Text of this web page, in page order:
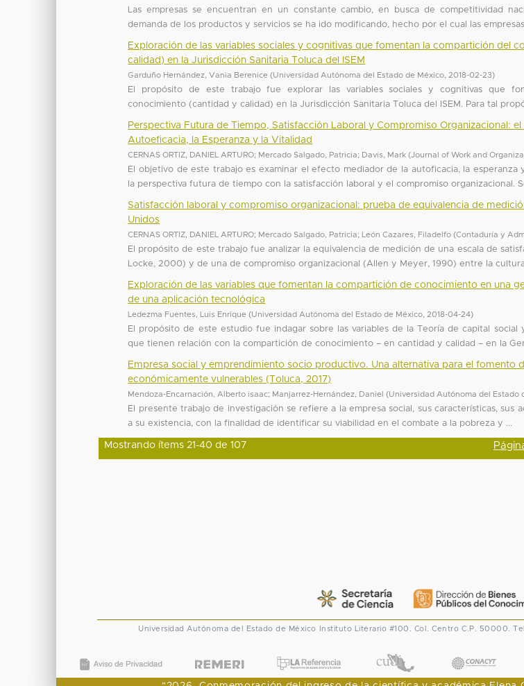
Las empresas se encuentran en un constante cambio, en busca de competitividad
demanda de los productos y servicios se ha ido modificando, hecho por el cual las
Exploración de las variables sociales y cognitivas que fomentan la compartición del
calidad) en la Jurisdicción Sanitaria Toluca del ISEM
Garduño Hernández, Vania Berenice (Universidad Autónoma del Estado de México 2018-02-23)
El propósito de este trabajo fue explorar las variables sociales y cognitivas que
conocimiento (cantidad y calidad) en la Jurisdicción Sanitaria Toluca del ISEM. Para tal
Perspectiva Futura de Tiempo, Satisfacción Laboral y Compromiso Organizacional:
Autoeficacia, la Esperanza y la Vitalidad
CERNAS ORTIZ, DANIEL ARTURO; Mercado Salgado, Patricia; Davis, Mark (Journal of Work and
El objetivo de este trabajo es examinar el efecto mediador de la autoficacia, la esperanza
la perspectiva futura de tiempo con la satisfacción laboral y el compromiso organizacional.
Satisfacción laboral y compromiso organizacional: prueba de equivalencia de
Unidos
CERNAS ORTIZ, DANIEL ARTURO; Mercado Salgado, Patricia; León Cazares, Filadelfo (Contaduría y
El propósito de este trabajo fue analizar la equivalencia de medición de una escala de
Locke, 2000) y de una de compromiso organizacional (Allen y Meyer, 1990) entre la
Exploración de las variables que fomentan la compartición de conocimiento en una
de una aplicación tecnológica
Ledezma Fuentes, Luis Enrique (Universidad Autónoma del Estado de México 2018-04-24)
El propósito de este estudio fue indagar sobre las variables de la Teoría de capital social
que tienen relación con la compartición de conocimiento – en cantidad y calidad – en la
Empresa social y emprendimiento socio productivo. Una alternativa para el fomento
económicamente vulnerables (Toluca, 2017)
Mendoza-Encarnación, Alberto isaac; Manjarrez-Hernández, Daniel (Universidad Autónoma del Estado
El presente trabajo de investigación se refiere a la empresa social, sus características, sus
a su existencia, con la finalidad de identificar su viabilidad en el combate a la pobreza y ...
Mostrando ítems 21-40 de 107
Universidad Autónoma del Estado de México Instituto Literario #100. Col. Centro C.P. 50000.